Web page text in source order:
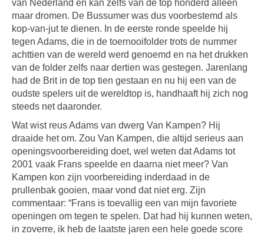
van Nederland en kan zelfs van de top honderd alleen
maar dromen. De Bussumer was dus voorbestemd als
kop-van-jut te dienen. In de eerste ronde speelde hij
tegen Adams, die in de toernooifolder trots de nummer
achttien van de wereld werd genoemd en na het drukken
van de folder zelfs naar dertien was gestegen. Jarenlang
had de Brit in de top tien gestaan en nu hij een van de
oudste spelers uit de wereldtop is, handhaaft hij zich nog
steeds net daaronder.
Wat wist reus Adams van dwerg Van Kampen? Hij
draaide het om. Zou Van Kampen, die altijd serieus aan
openingsvoorbereiding doet, wel weten dat Adams tot
2001 vaak Frans speelde en daarna niet meer? Van
Kampen kon zijn voorbereiding inderdaad in de
prullenbak gooien, maar vond dat niet erg. Zijn
commentaar: “Frans is toevallig een van mijn favoriete
openingen om tegen te spelen. Dat had hij kunnen weten,
in zoverre, ik heb de laatste jaren een hele goede score